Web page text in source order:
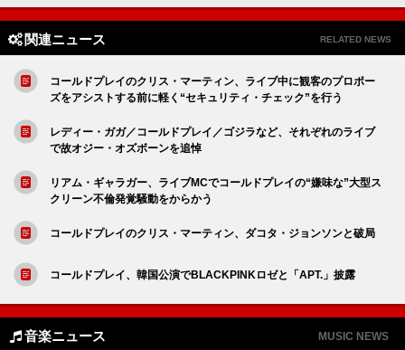
関連ニュース RELATED NEWS
コールドプレイのクリス・マーティン、ライブ中に観客のプロポー
ズをアシストする前に軽く“セキュリティ・チェック”を行う
レディー・ガガ／コールドプレイ／ゴジラなど、それぞれのライブ
で故オジー・オズボーンを追悼
リアム・ギャラガー、ライブMCでコールドプレイの“嫌味な”大型ス
クリーン不倫発覚騒動をからかう
コールドプレイのクリス・マーティン、ダコタ・ジョンソンと破局
コールドプレイ、韓国公演でBLACKPINKロゼと「APT.」披露
音楽ニュース MUSIC NEWS